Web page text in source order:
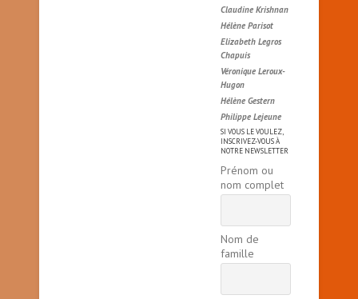
Claudine Krishnan
Hélène Parisot
Elizabeth Legros
Chapuis
Véronique Leroux-
Hugon
Hélène Gestern
Philippe Lejeune
SI VOUS LE VOULEZ,
INSCRIVEZ-VOUS À
NOTRE NEWSLETTER
Prénom ou
nom complet
Nom de
famille